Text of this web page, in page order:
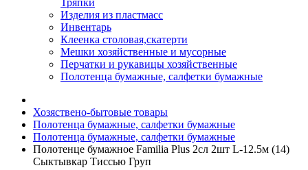
Тряпки
Изделия из пластмасс
Инвентарь
Клеенка столовая,скатерти
Мешки хозяйственные и мусорные
Перчатки и рукавицы хозяйственные
Полотенца бумажные, салфетки бумажные
Хозяствено-бытовые товары
Полотенца бумажные, салфетки бумажные
Полотенца бумажные, салфетки бумажные
Полотенце бумажное Familia Plus 2сл 2шт L-12.5м (14)
Сыктывкар Тиссью Груп